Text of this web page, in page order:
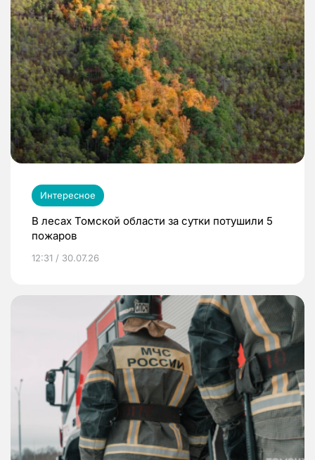
Интересное
В лесах Томской области за сутки потушили 5
пожаров
12:31 / 30.07.26